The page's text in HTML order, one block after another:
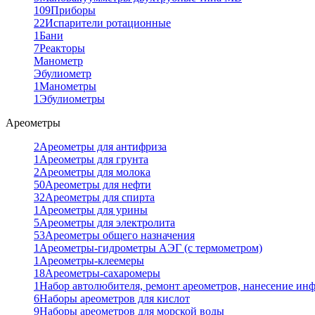
109Приборы
22Испарители ротационные
1Бани
7Реакторы
Манометр
Эбулиометр
1Манометры
1Эбулиометры
Ареометры
2Ареометры для антифриза
1 Ареометры для грунта
2Ареометры для молока
50Ареометры для нефти
32Ареометры для спирта
1 Ареометры для урины
5Ареометры для электролита
53Ареометры общего назначения
1 Ареометры-гидрометры АЭГ (с термометром)
1 Ареометры-клеемеры
18Ареометры-сахаромеры
1Набор автолюбителя, ремонт ареометров, нанесение
6Наборы ареометров для кислот
9Наборы ареометров для морской воды